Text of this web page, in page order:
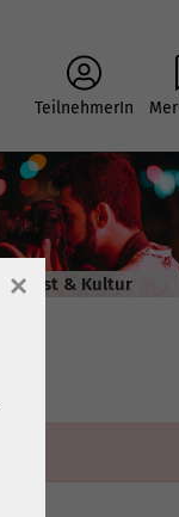
TeilnehmerIn
Kunst & Kultur
×